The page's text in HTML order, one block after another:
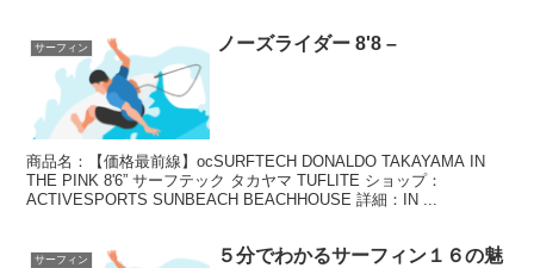
サーフィン ノーズライダー 8'8 –
商品名：【価格最前線】ocSURFTECH DONALDO TAKAYAMA IN
THE PINK 8'6” サーフテック タカヤマ TUFLITE ショップ：
ACTIVESPORTS SUNBEACH BEACHHOUSE 詳細：IN ...
サーフィン
５分でわかるサーフィン１６の魅